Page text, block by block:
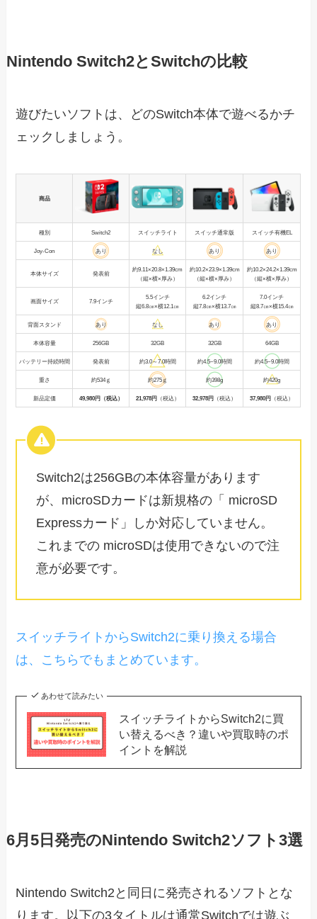
Nintendo Switch2とSwitchの比較
遊びたいソフトは、どのSwitch本体で遊べるかチ
ェックしましょう。
商品
種別 Switch2 スイッチライト スイッチ通常版 スイッチ有機EL
Joy-Con あり なし あり あり
本体サイズ 発表前
約9.11×20.8×1.39cm
（縦×横×厚み）
約10.2×23.9×1.39cm
（縦×横×厚み）
約10.2×24.2×1.39cm
（縦×横×厚み）
画面サイズ 7.9インチ
5.5インチ
縦6.8㎝×横12.1㎝
6.2インチ
縦7.8㎝×横13.7㎝
7.0インチ
縦8.7㎝×横15.4㎝
背面スタンド あり なし あり あり
本体容量 256GB 32GB 32GB 64GB
バッテリー持続時間 発表前 約3.0～7.0時間 約4.5~9.0時間 約4.5~9.0時間
重さ 約534ｇ 約275ｇ 約398g 約420g
新品定価 49,980円（税込） 21,978円 （税込） 32,978円 （税込） 37,980円 （税込）
Switch2は256GBの本体容量があります
が、microSDカードは新規格の「 microSD
Expressカード」しか対応していません。
これまでの microSDは使用できないので注
意が必要です。
スイッチライトからSwitch2に乗り換える場合
は、こちらでもまとめています。
あわせて読みたい
スイッチライトからSwitch2に買
い替えるべき？違いや買取時のポ
イントを解説
6月5日発売のNintendo Switch2ソフト3選
Nintendo Switch2と同日に発売されるソフトとな
ります。以下の3タイトルは通常Switchでは遊ぶ